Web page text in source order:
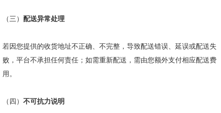
（三） 配送异常处理
若因您提供的收货地址不正确、不完整，导致配送错误、延误或配送失
败，平台不承担任何责任；如需重新配送，需由您额外支付相应配送费
用。
（四） 不可抗力说明